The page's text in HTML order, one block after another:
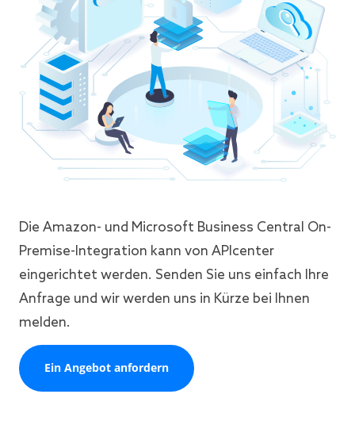
Die Amazon- und Microsoft Business Central On-
Premise-Integration kann von APIcenter
eingerichtet werden. Senden Sie uns einfach Ihre
Anfrage und wir werden uns in Kürze bei Ihnen
melden.
Ein Angebot anfordern